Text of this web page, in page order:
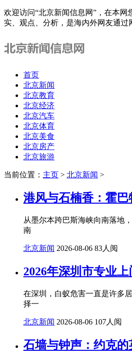
欢迎访问“北京新闻信息网”，在本
实、观点、分析，是海内外网友通过
首页
北京新闻
北京教育
北京经济
北京汽车
北京体育
北京美食
北京房产
北京旅游
当前位置： 主页 > 北京新闻 >
港风与石楠香：霍
从墨尔本跨巴斯海峡向南落地
南
北京新闻 2026-08-06 83人阅
2026年深圳市专业
在深圳，白蚁危害一直是许多
择一
北京新闻 2026-08-06 107人阅
石墙与钟声：约克